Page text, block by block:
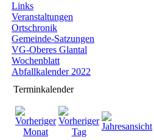
Links
Veranstaltungen
Ortschronik
Gemeinde-Satzungen
VG-Oberes Glantal
Wochenblatt
Abfallkalender 2022
Terminkalender